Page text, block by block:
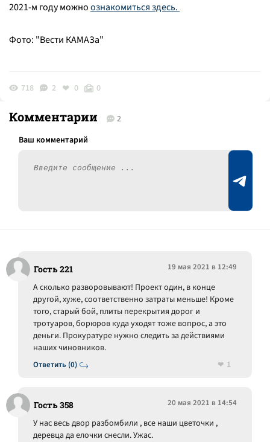
2021-м году можноознакомиться здесь.
Фото: "Вести КАМАЗа"
718 2 0 0
Комментарии 2
Гость 221 19 мая 2021 в 12:49
Ответить (0)
А сколько разворовывают! Проект один, в конце
другой, хуже, соответственно затраты меньше! Кроме
того, старый бой, плиты перекрытия дорог и
тротуаров, борюров куда уходят тоже вопрос, а это
деньги. Прокуратуре нужно следить за действиями
наших чиновников.
1
Гость 358 20 мая 2021 в 14:54
У нас весь двор разбомбили , все наши цветочки ,
деревца да елочки снесли. Ужас.